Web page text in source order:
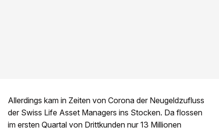
Allerdings kam in Zeiten von Corona der Neugeldzufluss
der Swiss Life Asset Managers ins Stocken. Da flossen
im ersten Quartal von Drittkunden nur 13 Millionen